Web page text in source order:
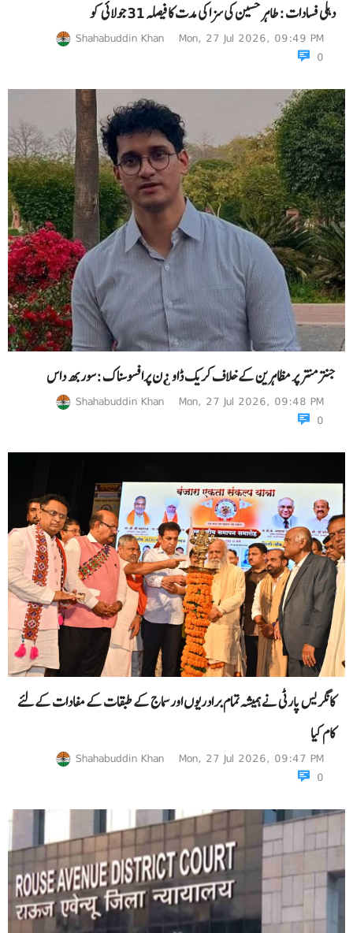
دہلی فسادات : طاہر حسین کی سزا کی مدت کا فیصلہ 31 جولائی کو
Shahabuddin Khan
Mon, 27 Jul 2026, 09:49 PM
0
جنتر منتر پر مظاہرین کے خلاف کریک ڈاو ¿ن پرافسوسناک :سوربھ داس
Shahabuddin Khan
Mon, 27 Jul 2026, 09:48 PM
0
کانگریس پارٹی نے ہمیشہ تمام برادریوں اور سماج کے طبقات کے مفادات کےلئے
کام کیا
Shahabuddin Khan
Mon, 27 Jul 2026, 09:47 PM
0